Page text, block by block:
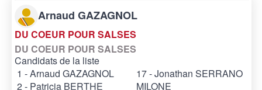
Arnaud GAZAGNOL
DU COEUR POUR SALSES
DU COEUR POUR SALSES
Candidats de la liste
1 - Arnaud GAZAGNOL
2 - Patricia BERTHE
17 - Jonathan SERRANO
MILONE